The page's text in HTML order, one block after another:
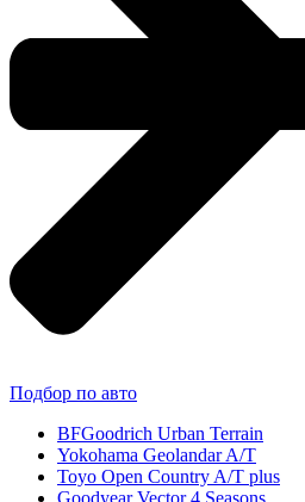
Подбор по авто
BFGoodrich Urban Terrain
Yokohama Geolandar A/T
Toyo Open Country A/T plus